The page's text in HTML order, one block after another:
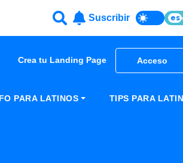
Suscribir es
Crea tu Landing Page Acceso
PARA LATINOS TIPS PARA